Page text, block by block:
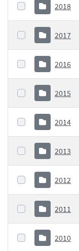
2018
2017
2016
2015
2014
2013
2012
2011
2010